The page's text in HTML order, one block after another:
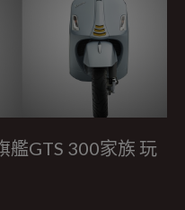
艦GTS 300家族 玩